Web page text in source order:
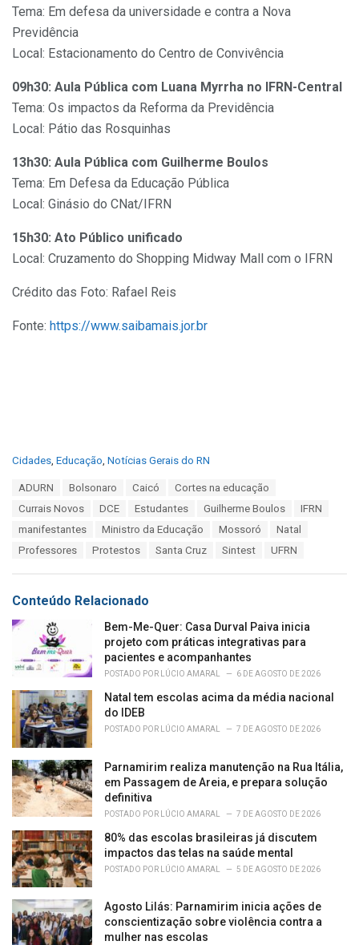
Tema: Em defesa da universidade e contra a Nova
Previdência
Local: Estacionamento do Centro de Convivência
09h30: Aula Pública com Luana Myrrha no IFRN-Central
Tema: Os impactos da Reforma da Previdência
Local: Pátio das Rosquinhas
13h30: Aula Pública com Guilherme Boulos
Tema: Em Defesa da Educação Pública
Local: Ginásio do CNat/IFRN
15h30: Ato Público unificado
Local: Cruzamento do Shopping Midway Mall com o IFRN
Crédito das Foto: Rafael Reis
Fonte: https://www.saibamais.jor.br
C
:
Cidades, Educação, Notícias Gerais do RN
ADURN Bolsonaro Caicó
Cortes na educação
Currais Novos
DCE Estudantes Guilherme Boulos
IFRN
manifestantes
Ministro da Educação Mossoró
Natal
Professores
Protestos Santa Cruz Sintest UFRN
Conteúdo Relacionado
Bem-Me-Quer: Casa Durval Paiva inicia
projeto com práticas integrativas para
pacientes e acompanhantes
POSTADO POR LÚCIO AMARAL 6 DE AGOSTO DE 2026
Natal tem escolas acima da média nacional
do IDEB
POSTADO POR LÚCIO AMARAL 7 DE AGOSTO DE 2026
Parnamirim realiza manutenção na Rua Itália,
em Passagem de Areia, e prepara solução
definitiva
POSTADO POR LÚCIO AMARAL 7 DE AGOSTO DE 2026
80% das escolas brasileiras já discutem
impactos das telas na saúde mental
POSTADO POR LÚCIO AMARAL 5 DE AGOSTO DE 2026
Agosto Lilás: Parnamirim inicia ações de
conscientização sobre violência contra a
mulher nas escolas